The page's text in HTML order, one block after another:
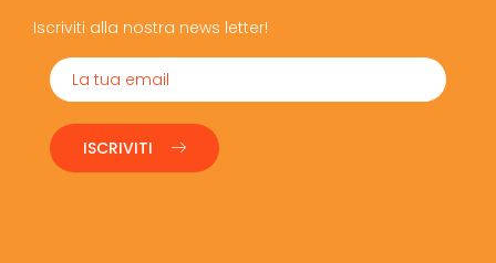
Iscriviti alla nostra news letter!
ISCRIVITI